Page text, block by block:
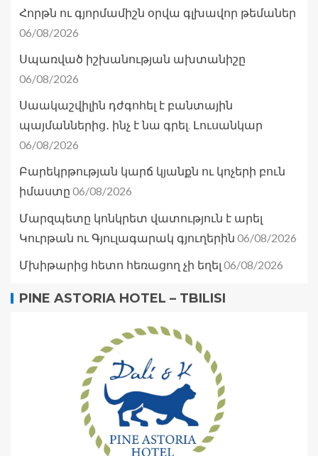
Հորթն ու գյորմամիշն օրվա գլխավոր թեմաներ
06/08/2026
Սպառված իշխանության ախտանիշը
06/08/2026
Սաակաշվիլին դժգոհել է բանտային
պայմաններից․ ինչ է նա գրել. Լուսանկար
06/08/2026
Բարեկրթության կարճ կյանքն ու կոչերի բուն
իմաստը 06/08/2026
Մարզպետը կոնկրետ վատություն է արել
Կուրթան ու Գյուլագարակ գյուղերին 06/08/2026
Մխիթարից հետո հեռացող չի եղել 06/08/2026
PINE ASTORIA HOTEL – TBILISI